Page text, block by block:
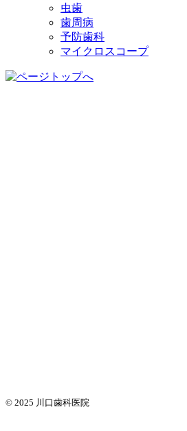
虫歯
歯周病
予防歯科
マイクロスコープ
© 2025 川口歯科医院